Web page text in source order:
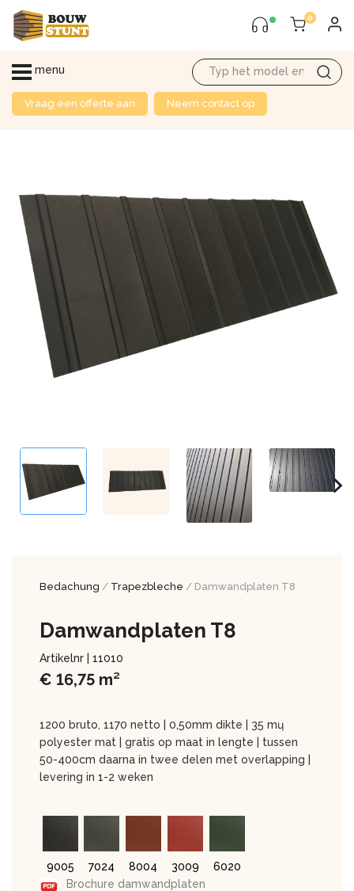
0
menu
Vraag een offerte aan Neem contact op
Bedachung / Trapezbleche / Damwandplaten T8
Damwandplaten T8
Artikelnr | 11010
€ 16,75 m²
1200 bruto, 1170 netto | 0,50mm dikte | 35 mų
polyester mat | gratis op maat in lengte | tussen
50-400cm daarna in twee delen met overlapping |
levering in 1-2 weken
9005 7024 8004 3009
6020
Brochure damwandplaten